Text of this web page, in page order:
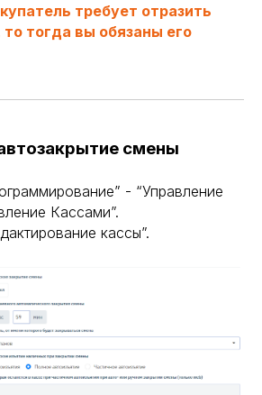
требует отразить
тогда вы обязаны его
смены
- “Управление
Кассами”.
кассы”.